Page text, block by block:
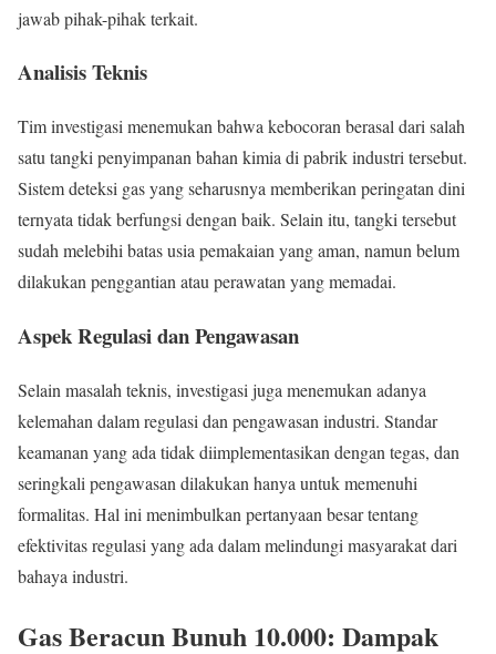
jawab pihak-pihak terkait.
Analisis Teknis
Tim investigasi menemukan bahwa kebocoran berasal dari salah
satu tangki penyimpanan bahan kimia di pabrik industri tersebut.
Sistem deteksi gas yang seharusnya memberikan peringatan dini
ternyata tidak berfungsi dengan baik. Selain itu, tangki tersebut
sudah melebihi batas usia pemakaian yang aman, namun belum
dilakukan penggantian atau perawatan yang memadai.
Aspek Regulasi dan Pengawasan
Selain masalah teknis, investigasi juga menemukan adanya
kelemahan dalam regulasi dan pengawasan industri. Standar
keamanan yang ada tidak diimplementasikan dengan tegas, dan
seringkali pengawasan dilakukan hanya untuk memenuhi
formalitas. Hal ini menimbulkan pertanyaan besar tentang
efektivitas regulasi yang ada dalam melindungi masyarakat dari
bahaya industri.
Gas Beracun Bunuh 10.000: Dampak